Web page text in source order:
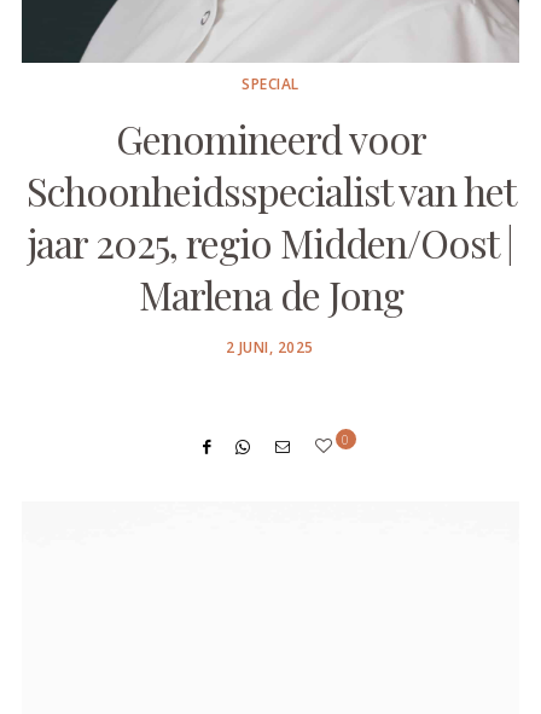
SPECIAL
Genomineerd voor
Schoonheidsspecialist van het
jaar 2025, regio Midden/Oost |
Marlena de Jong
POSTED
2 JUNI, 2025
0